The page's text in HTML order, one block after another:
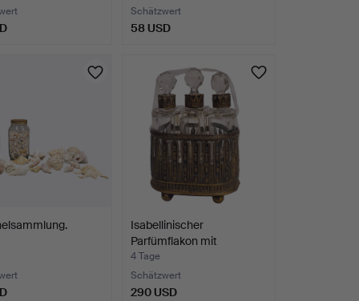
Schätzwert
58 USD
Isabellinischer
Parfümflakon mit
Musikwerk.
4 Tage
Schätzwert
290 USD